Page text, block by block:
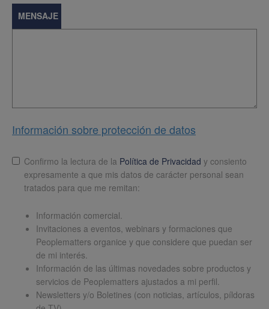
MENSAJE
Información sobre protección de datos
LopdConfirmo la lectura de la Política de Privacidad y consiento
expresamente a que mis datos de carácter personal sean
tratados para que me remitan:
Información comercial.
Invitaciones a eventos, webinars y formaciones que
Peoplematters organice y que considere que puedan ser
de mi interés.
Información de las últimas novedades sobre productos y
servicios de Peoplematters ajustados a mi perfil.
Newsletters y/o Boletines (con noticias, artículos, píldoras